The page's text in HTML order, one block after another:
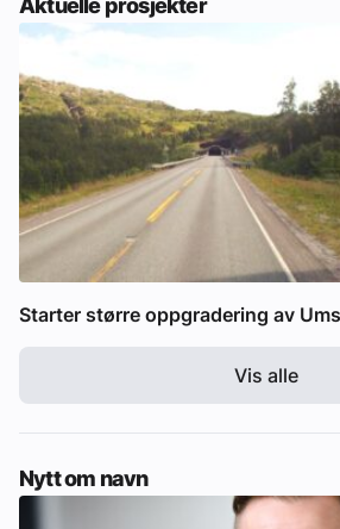
Starter større oppgradering av
Vis alle
Nytt om navn